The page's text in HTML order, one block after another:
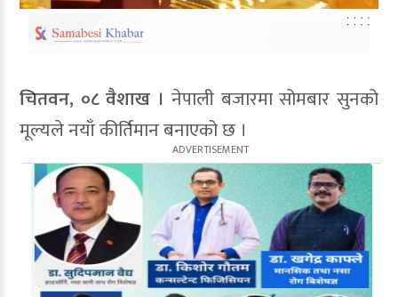
चितवन, ०८ वैशाख । नेपाली बजारमा सोमबार सुनको
मूल्यले नयाँ कीर्तिमान बनाएको छ ।